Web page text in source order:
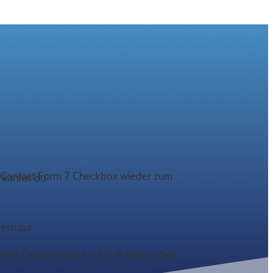
Form 7 Checkbox wieder zum
Optimierung für Top-Rankings bei
du
zur